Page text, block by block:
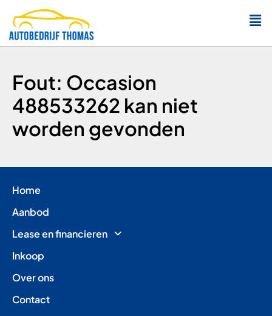
Fout: Occasion
488533262 kan niet
worden gevonden
Home
Aanbod
Lease en financieren
Inkoop
Over ons
Contact